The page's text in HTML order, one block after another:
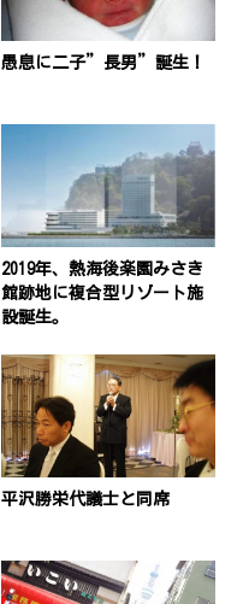
愚息に二子”長男”誕生！
2019年、熱海後楽園みさき
館跡地に複合型リゾート施
設誕生。
平沢勝栄代議士と同席